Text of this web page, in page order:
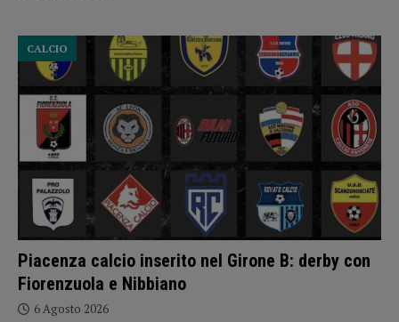
Piacenza calcio inserito nel Girone B: derby con
Fiorenzuola e Nibbiano
CALCIO
6 Agosto 2026